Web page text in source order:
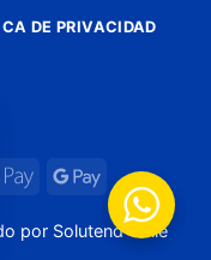
DE PRIVACIDAD
por Solutend Chile